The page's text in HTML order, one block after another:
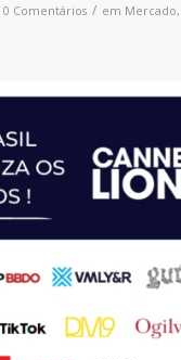
0 Comentários / em Mercado,